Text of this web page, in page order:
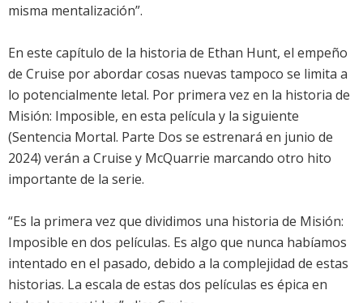
misma mentalización”.
En este capítulo de la historia de Ethan Hunt, el empeño
de Cruise por abordar cosas nuevas tampoco se limita a
lo potencialmente letal. Por primera vez en la historia de
Misión: Imposible, en esta película y la siguiente
(Sentencia Mortal. Parte Dos se estrenará en junio de
2024) verán a Cruise y McQuarrie marcando otro hito
importante de la serie.
“Es la primera vez que dividimos una historia de Misión:
Imposible en dos películas. Es algo que nunca habíamos
intentado en el pasado, debido a la complejidad de estas
historias. La escala de estas dos películas es épica en